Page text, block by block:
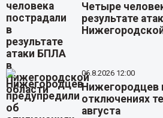
Четыре
результате
06.8.2026 12:00
Нижегородцев
отключениях
августа